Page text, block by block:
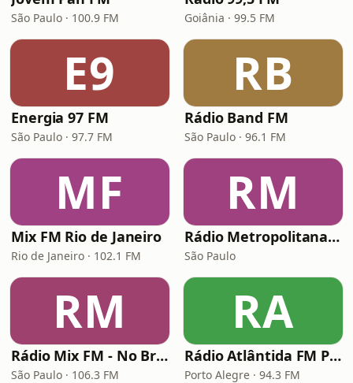
São Paulo · 100.9 FM Goiânia · 99.5 FM
E9
Energia 97 FM
São Paulo · 97.7 FM
RB
Rádio Band FM
São Paulo · 96.1 FM
MF
Mix FM Rio de Janeiro
Rio de Janeiro · 102.1 FM
RM
Rádio Metropolitana POP
São Paulo
RM
Rádio Mix FM - No Break
São Paulo · 106.3 FM
RA
Rádio Atlântida FM Porto Alegre
Porto Alegre · 94.3 FM